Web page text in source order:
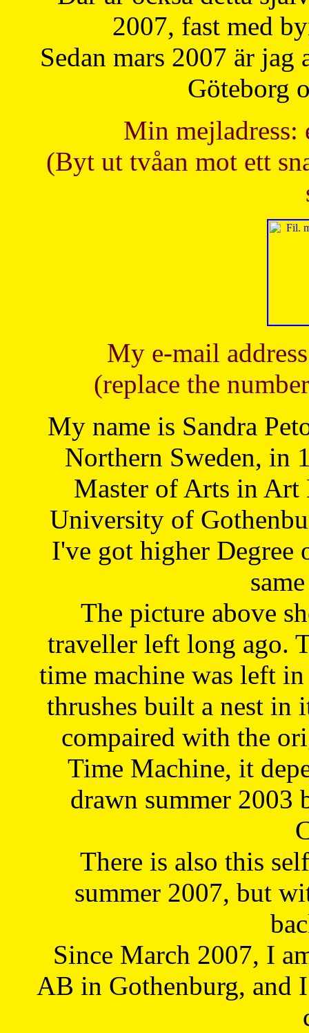
2007, fast med
Sedan mars 2007 är
Göteborg
Min mejladress:
(Byt ut tvåan mot ett
My e-mail
(replace the
My name is Sandra
Northern Sweden, in
Master of Arts in Art
University of
I've got higher Degree
The picture above
traveller left long ago.
time machine was left
thrushes built a nest in
compaired with the
Time Machine, it
drawn summer 2003
There is also this
summer 2007, but
Since March 2007, I
AB in Gothenburg, and